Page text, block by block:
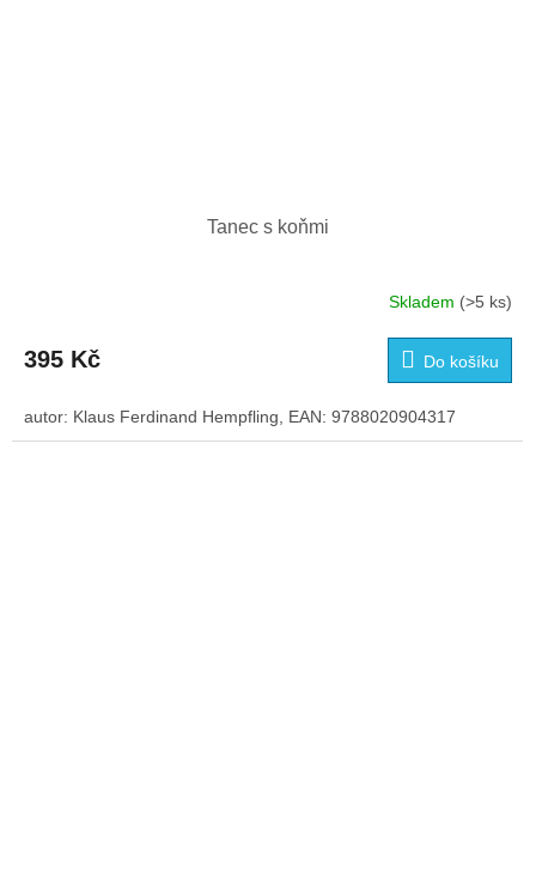
Tanec s koňmi
Skladem (>5 ks)
395 Kč Do košíku
autor: Klaus Ferdinand Hempfling, EAN: 9788020904317